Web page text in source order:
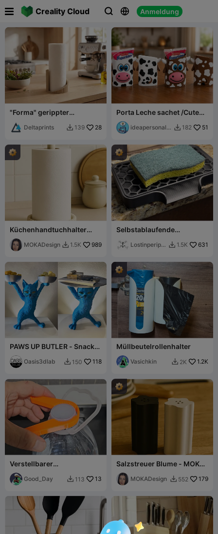
Creality Cloud   Anmeldung
 
"Forma" gerippter
Deltaprints  139 28
Porta Leche sachet /Cute
Cow Milk pouch
ideapersonal3
 182 51
Küchenhandtuchhalter
Prasel - MOKA Design
MOKADesign  1.5K 989
Selbstablaufende
Lostinperiph
 1.5K 631
PAWS UP BUTLER - Snack-
Edition & Tisch-Edition
Oasis3dlab  150 118
Müllbeutelrollenhalter
Vasichkin  2K 1.2K
Verstellbarer
Flaschenöffner
Good_Day  113 13
Salzstreuer Blume - MOKA
Design
MOKADesign  552 179